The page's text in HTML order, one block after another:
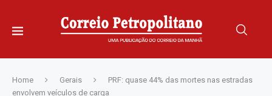
Home Gerais
PRF: quase 44% das mortes nas estradas
envolvem veículos de carga